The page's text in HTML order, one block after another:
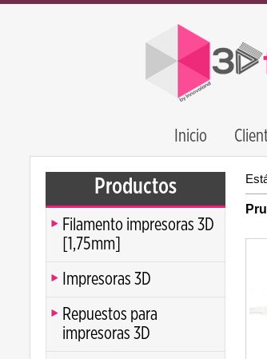
Inicio
Productos
Filamento impresoras 3D
[1,75mm]
Impresoras 3D
Repuestos para
impresoras 3D